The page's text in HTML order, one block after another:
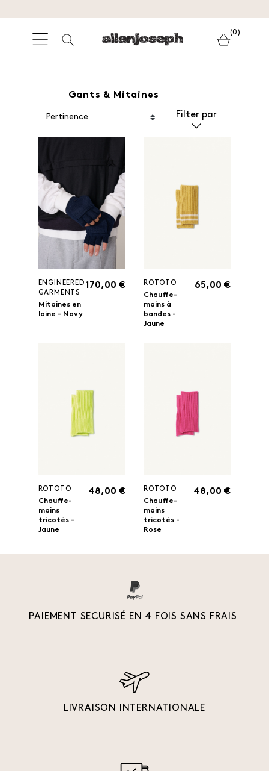
(0)
Gants & Mitaines
Filter par
ENGINEERED
GARMENTS
Mitaines en
laine - Navy
170,00 €
ROTOTO
Chauffe-
mains à
bandes -
Jaune
65,00 €
ROTOTO
Chauffe-
mains
tricotés -
Jaune
48,00 €
ROTOTO
Chauffe-
mains
tricotés -
Rose
48,00 €
PAIEMENT SECURISÉ EN 4 FOIS SANS FRAIS
LIVRAISON INTERNATIONALE